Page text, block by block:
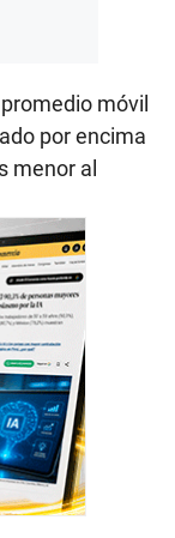
móvil
por encima
menor al